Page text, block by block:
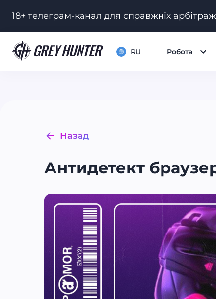
18+ телеграм-канал для справжніх
RU Робота
Назад
Антидетект